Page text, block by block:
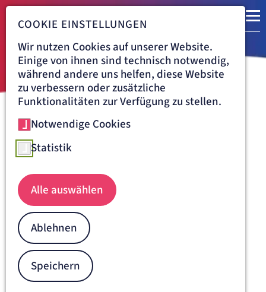
Navigationspfad
KRANKENHAUS DÜREN
Pflege-Fachmensch in
Teilzeitausbildung im
Krankenhaus Düren
Deine Ausbildung im Krankenhaus Düren
in 4 Jahren bei einem starken Ausbildungsträger
generalistische und hochkarätige Ausbildung
familienfreundlich bei guter Work-Life-Balance
COOKIE EINSTELLUNGEN
Wir nutzen Cookies auf unserer Website.
Einige von ihnen sind technisch notwendig,
während andere uns helfen, diese Website
zu verbessern oder zusätzliche
Funktionalitäten zur Verfügung zu stellen.
Notwendige Cookies
Statistik
Alle auswählen
Ablehnen
Speichern